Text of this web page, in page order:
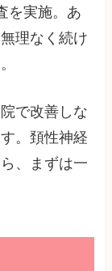
を実施。あ
理なく続け
で改善しな
。頚性神経
、まずは一